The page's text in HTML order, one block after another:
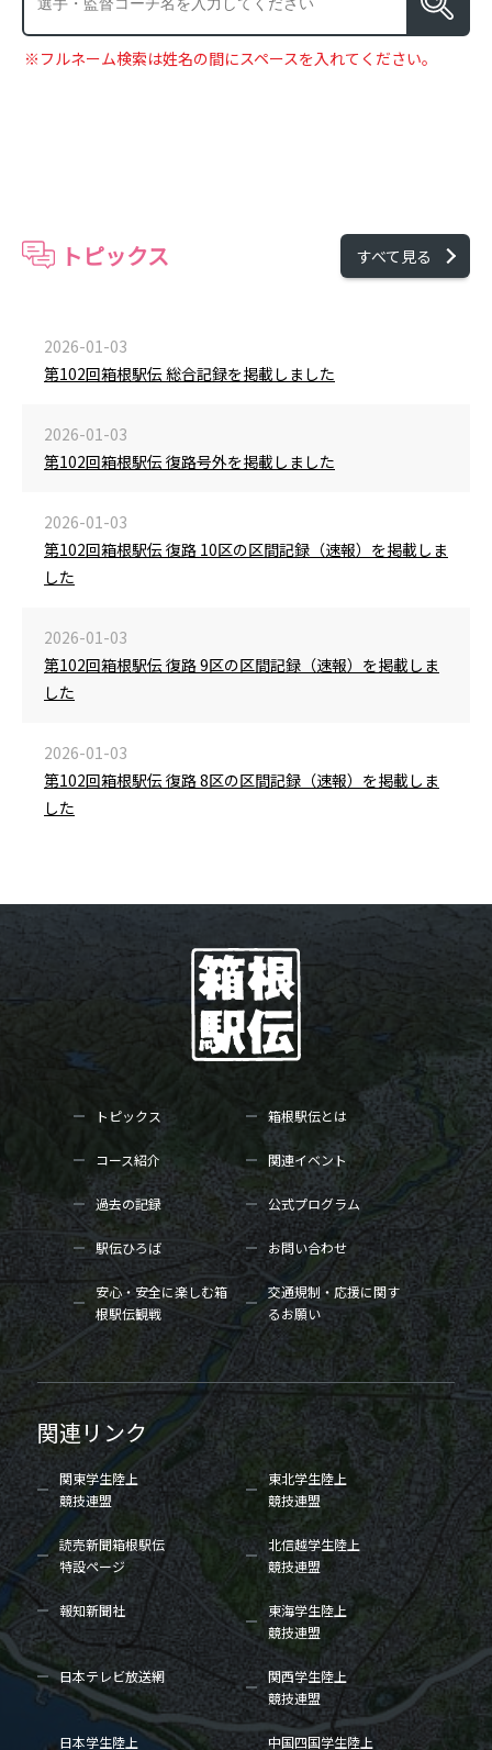
※フルネーム検索は姓名の間にスペースを入れてください。
トピックス すべて見る
2026-01-03
第102回箱根駅伝 総合記録を掲載しました
2026-01-03
第102回箱根駅伝 復路号外を掲載しました
2026-01-03
第102回箱根駅伝 復路 10区の区間記録（速報）を掲載しま
した
2026-01-03
第102回箱根駅伝 復路 9区の区間記録（速報）を掲載しま
した
2026-01-03
第102回箱根駅伝 復路 8区の区間記録（速報）を掲載しま
した
トピックス 箱根駅伝とは
コース紹介 関連イベント
過去の記録 公式プログラム
駅伝ひろば お問い合わせ
安心・安全に楽しむ箱
根駅伝観戦
交通規制・応援に関す
るお願い
関連リンク
関東学生陸上
競技連盟
東北学生陸上
競技連盟
読売新聞箱根駅伝
特設ページ
北信越学生陸上
競技連盟
報知新聞社
東海学生陸上
競技連盟
日本テレビ放送網
関西学生陸上
競技連盟
日本学生陸上 中国四国学生陸上